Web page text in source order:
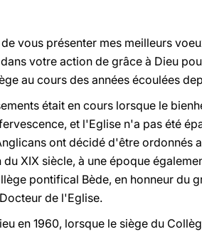
vous présenter mes meilleurs
votre action de grâce à Dieu
au cours des années écoulées
était en cours lorsque le
et l'Eglise n'a pas été
ont décidé d'être ordonnés
XIX siècle, à une époque
pontifical Bède, en honneur du
de l'Eglise.
en 1960, lorsque le siège du